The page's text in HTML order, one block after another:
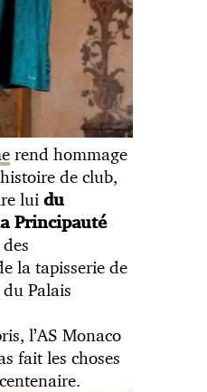
rend hommage
de club,
lui du
Principauté
la tapisserie de
Palais
l’AS Monaco
fait les choses